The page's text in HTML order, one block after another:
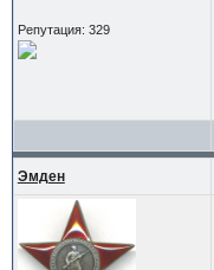
Репутация: 329
Эмден